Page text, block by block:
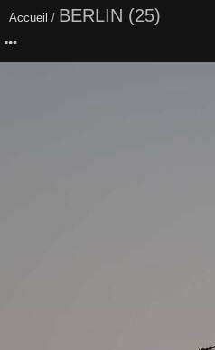
Accueil / BERLIN (25)